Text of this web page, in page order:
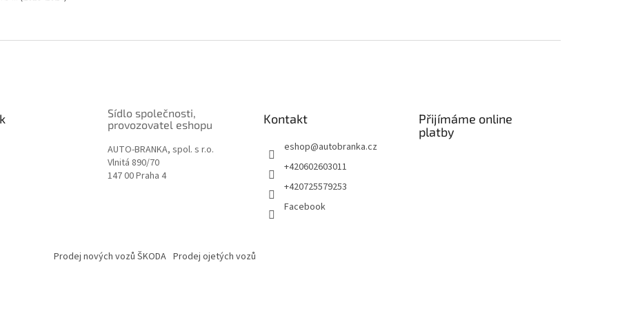
Sídlo společnosti,
provozovatel eshopu
AUTO-BRANKA, spol. s r.o.
Vlnitá 890/70
147 00 Praha 4
Kontakt
eshop@autobranka.cz
+420602603011
+420725579253
Facebook
Přijímáme online
platby
Prodej nových vozů ŠKODA Prodej ojetých vozů